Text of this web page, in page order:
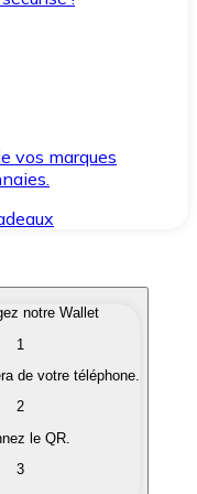
vos marques
vous intéressent
en monnaie
notre Wallet
1
de votre téléphone.
2
le QR.
3